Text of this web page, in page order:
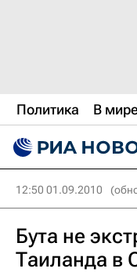
Политика В мире
12:50 01.09.2010
Бута не
Таиланда в